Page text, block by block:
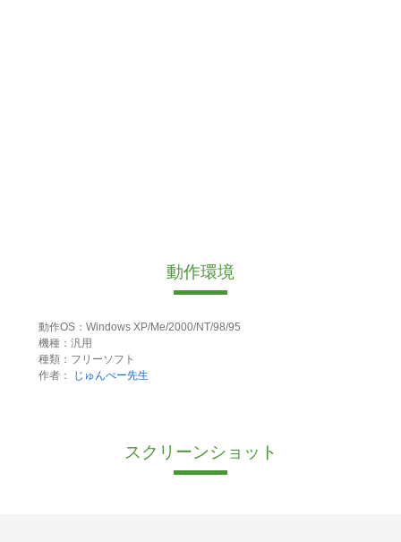
動作環境
動作OS：Windows XP/Me/2000/NT/98/95
機種：汎用
種類：フリーソフト
作者：
じゅんぺー先生
スクリーンショット